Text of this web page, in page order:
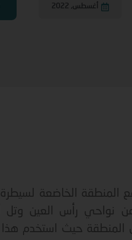
أغسطس, 2022
المنطقة الخاضعة
نواحي رأس العين وتل
حيث استخدم هذا